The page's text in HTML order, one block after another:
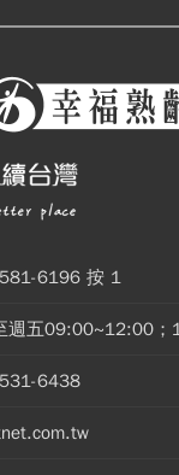
6196 按 1
週五09:00~12:00
6438